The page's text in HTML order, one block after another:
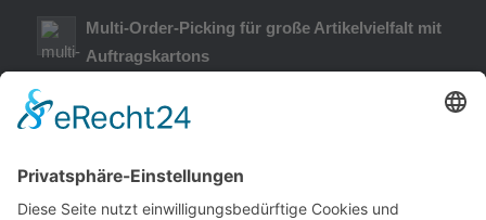
Multi-Order-Picking für große Artikelvielfalt mit
Auftragskartons
RECHTLICHE INFOS